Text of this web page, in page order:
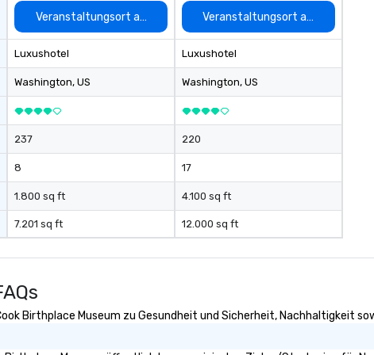
Veranstaltungsort auswählen
Luxushotel
Washington, US
237
8
1.800 sq ft
7.201 sq ft
Veranstaltungsort auswählen
Luxushotel
Washington, US
220
17
4.100 sq ft
12.000 sq ft
Birthplace Museum zu Gesundheit und Sicherheit, Nachhaltigkeit